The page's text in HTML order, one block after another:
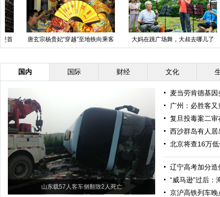
大妈在跳广场舞，大叔去哪儿了
郑州被钢针刺脑双胞胎成功开颅取
针
国内 国际 财经 文化
山东载57人客车侧翻致2人死亡
麦当劳肯德基
广州：必胜客
复旦投毒案二
西沙群岛有人
北京将查16万
辽宁高考加分
“威马逊”过后：
京沪高铁列车